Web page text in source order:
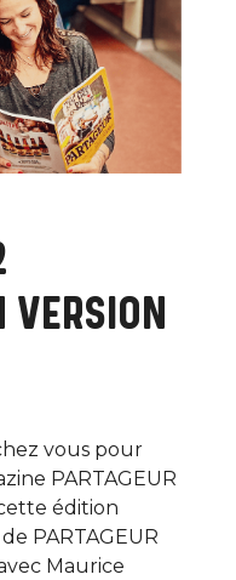
VERSION
vous pour
PARTAGEUR
édition
PARTAGEUR
Maurice